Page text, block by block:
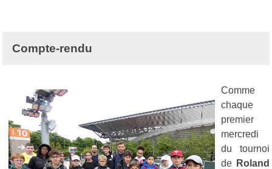
Compte-rendu
Comme
chaque
premier
mercredi
du tournoi
de Roland